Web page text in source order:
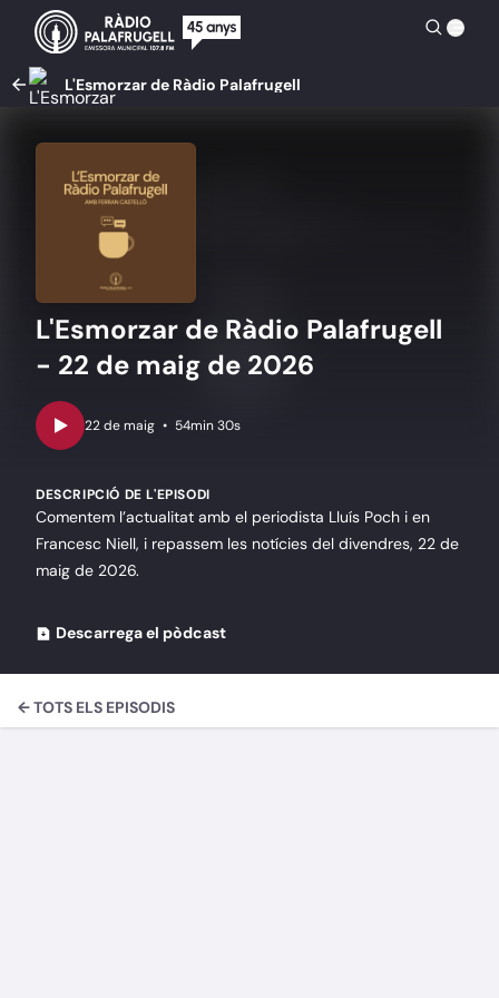
L'Esmorzar de Ràdio Palafrugell
L'Esmorzar de Ràdio Palafrugell
- 22 de maig de 2026
• 54min 30s
DESCRIPCIÓ DE L'EPISODI
Comentem l’actualitat amb el periodista Lluís Poch i en
Francesc Niell, i repassem les notícies del divendres, 22 de
maig de 2026.
Descarrega el pòdcast
← TOTS ELS EPISODIS